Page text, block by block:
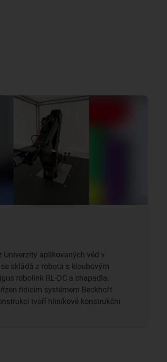
Univerzity aplikovaných věd v
skládá z robota s kloubovým
robolink RL-DC a chapadla.
řídicím systémem Beckhoff.
tvoří hliníkové konstrukční